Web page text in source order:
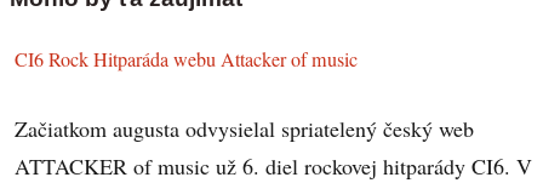
CI6 Rock Hitparáda webu Attacker of music
Začiatkom augusta odvysielal spriatelený český web
ATTACKER of music už 6. diel rockovej hitparády CI6. V